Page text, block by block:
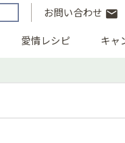
愛情レシピ キャ
お問い合わせ email